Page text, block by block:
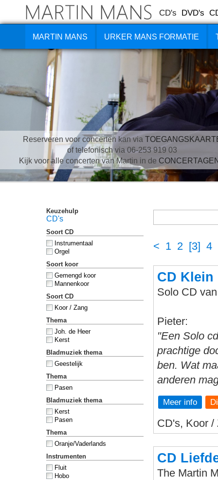
CD's DVD's
MARTIN MANS URKER MANS FORMATIE
Reserveren voor concerten kan via
of telefonisch via 06-253 919 03
Kijk voor alle concerten van Martin in de
Keuzehulp
CD's
Soort CD
Instrumentaal
Orgel
Soort koor
Gemengd koor
Mannenkoor
Soort CD
Koor / Zang
Thema
Joh. de Heer
Kerst
Bladmuziek thema
Geestelijk
Thema
Pasen
Bladmuziek thema
Kerst
Pasen
Thema
Oranje/Vaderlands
Instrumenten
Fluit
Hobo
< 1 2 [3] 4
CD Klein
Solo CD
Pieter:
"Een Solo
prachtige
ben. Wat
anderen
Meer info
CD's, Koor /
CD
The Martin